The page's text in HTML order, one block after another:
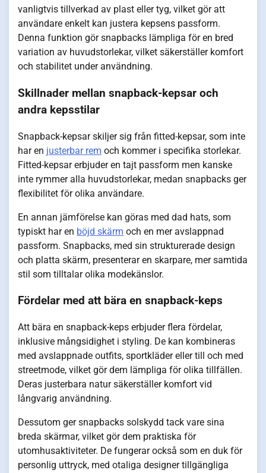
vanligtvis tillverkad av plast eller tyg, vilket gör att
användare enkelt kan justera kepsens passform.
Denna funktion gör snapbacks lämpliga för en bred
variation av huvudstorlekar, vilket säkerställer komfort
och stabilitet under användning.
Skillnader mellan snapback-kepsar och
andra kepsstilar
Snapback-kepsar skiljer sig från fitted-kepsar, som inte
har en justerbar rem och kommer i specifika storlekar.
Fitted-kepsar erbjuder en tajt passform men kanske
inte rymmer alla huvudstorlekar, medan snapbacks ger
flexibilitet för olika användare.
En annan jämförelse kan göras med dad hats, som
typiskt har en böjd skärm och en mer avslappnad
passform. Snapbacks, med sin strukturerade design
och platta skärm, presenterar en skarpare, mer samtida
stil som tilltalar olika modekänslor.
Fördelar med att bära en snapback-keps
Att bära en snapback-keps erbjuder flera fördelar,
inklusive mångsidighet i styling. De kan kombineras
med avslappnade outfits, sportkläder eller till och med
streetmode, vilket gör dem lämpliga för olika tillfällen.
Deras justerbara natur säkerställer komfort vid
långvarig användning.
Dessutom ger snapbacks solskydd tack vare sina
breda skärmar, vilket gör dem praktiska för
utomhusaktiviteter. De fungerar också som en duk för
personlig uttryck, med otaliga designer tillgängliga